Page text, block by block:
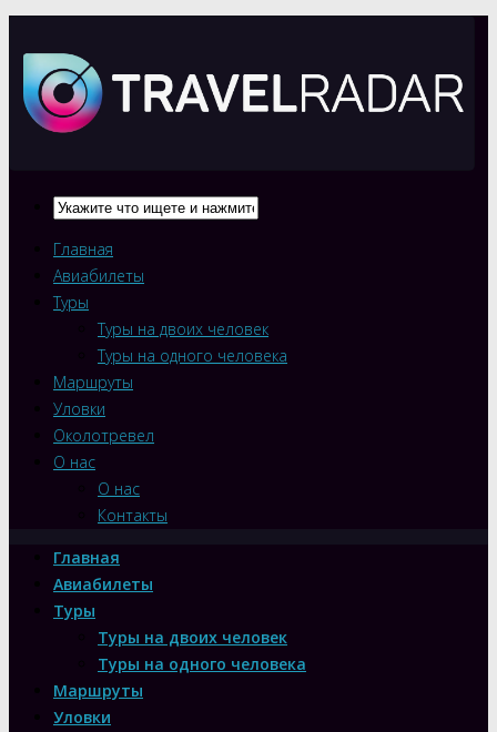
Главная
Авиабилеты
Туры
Туры на двоих человек
Туры на одного человека
Маршруты
Уловки
Околотревел
О нас
О нас
Контакты
Главная
Авиабилеты
Туры
Туры на двоих человек
Туры на одного человека
Маршруты
Уловки